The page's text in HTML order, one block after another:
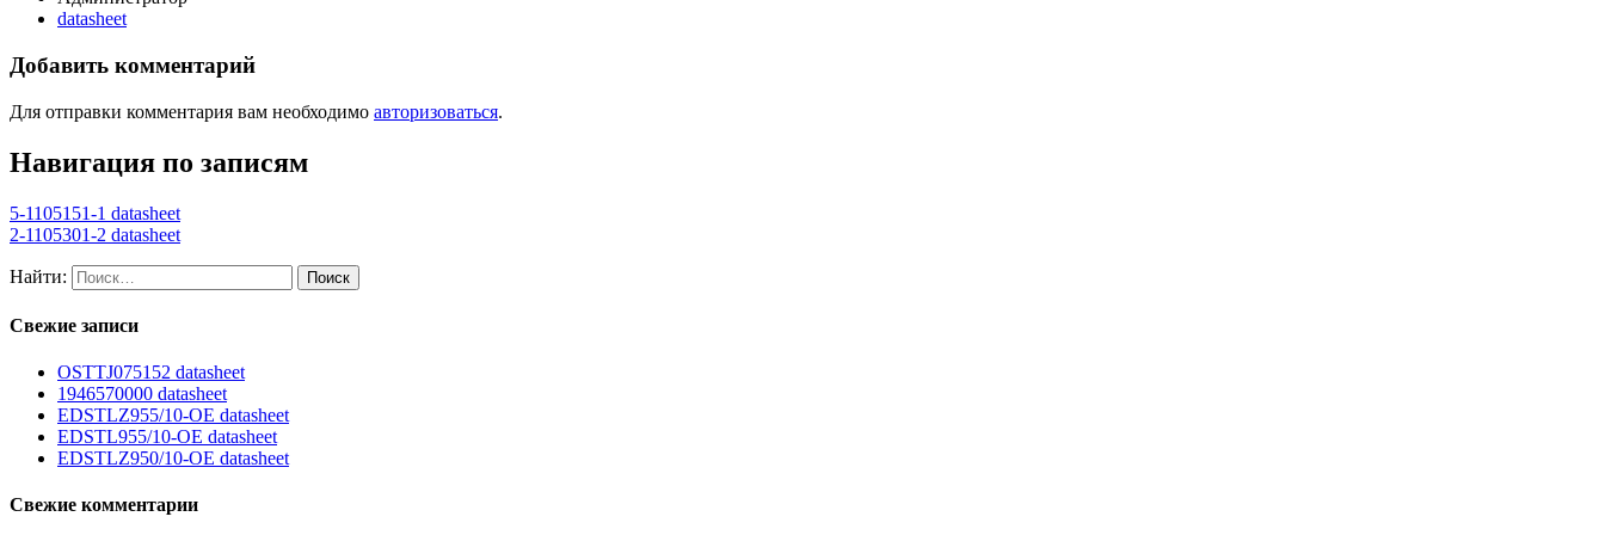
datasheet
Добавить комментарий
Для отправки комментария вам необходимо авторизоваться.
Навигация по записям
5-1105151-1 datasheet
2-1105301-2 datasheet
Найти:
Свежие записи
OSTTJ075152 datasheet
1946570000 datasheet
EDSTLZ955/10-OE datasheet
EDSTL955/10-OE datasheet
EDSTLZ950/10-OE datasheet
Свежие комментарии